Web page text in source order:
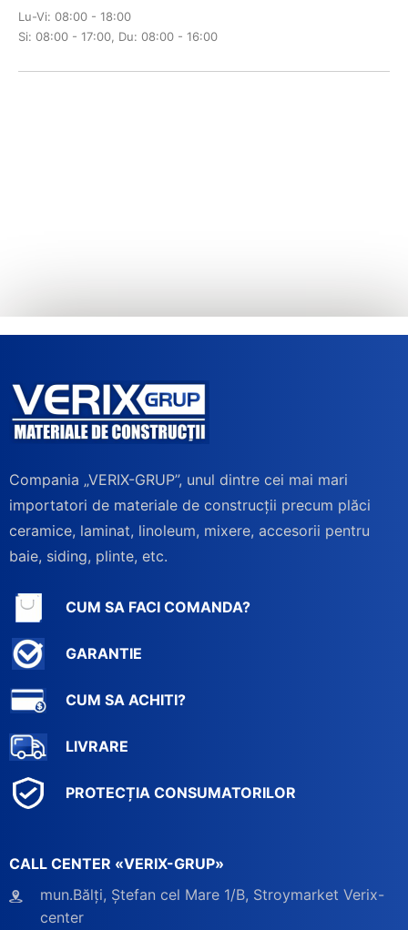
Lu-Vi: 08:00 - 18:00
Si: 08:00 - 17:00, Du: 08:00 - 16:00
Compania „VERIX-GRUP”, unul dintre cei mai mari
importatori de materiale de construcții precum plăci
ceramice, laminat, linoleum, mixere, accesorii pentru
baie, siding, plinte, etc.
CALL CENTER «VERIX-GRUP»
mun.Bălți, Ștefan cel Mare 1/B, Stroymarket Verix-
center
CUM SA FACI COMANDA?
GARANTIE
CUM SA ACHITI?
LIVRARE
PROTECȚIA CONSUMATORILOR